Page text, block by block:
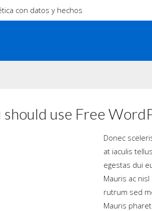
con datos y hechos
use Free
Donec
at iaculis
egestas dui
Mauris ac
rutrum sed
Mauris